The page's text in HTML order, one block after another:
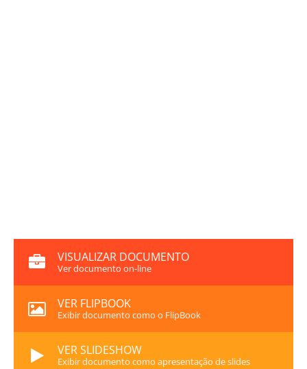
VISUALIZAR DOCUMENTO
Ver documento on-line
VER FLIPBOOK
Exibir documento como o FlipBook
VER SLIDESHOW
Exibir documento como apresentação de slides